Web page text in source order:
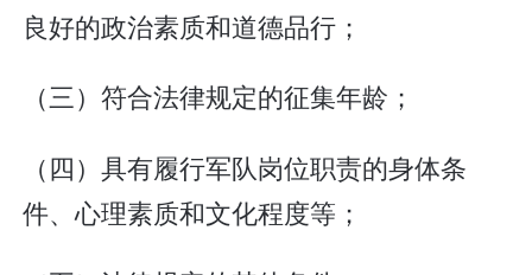
良好的政治素质和道德品行；
（三）符合法律规定的征集年龄；
（四）具有履行军队岗位职责的身体条
件、心理素质和文化程度等；